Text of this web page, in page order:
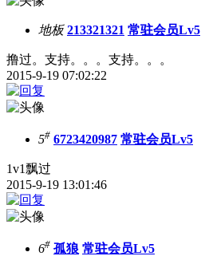
地板 213321321 常驻会员Lv5
撸过。支持。。。支持。。。
2015-9-19 07:02:22
5# 6723420987 常驻会员Lv5
1v1飘过
2015-9-19 13:01:46
6# 孤狼 常驻会员Lv5